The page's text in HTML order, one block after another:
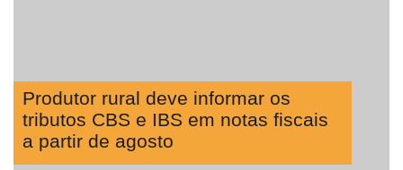
Análise
Commerce
Produtor rural deve informar os
tributos CBS e IBS em notas fiscais
a partir de agosto